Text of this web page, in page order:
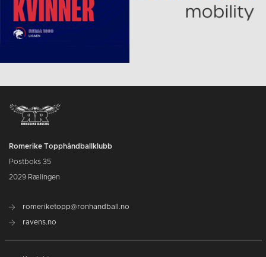
Romerike Topphåndballklubb
Postboks 35
2029 Rælingen
romeriketopp@ronhandball.no
ravens.no